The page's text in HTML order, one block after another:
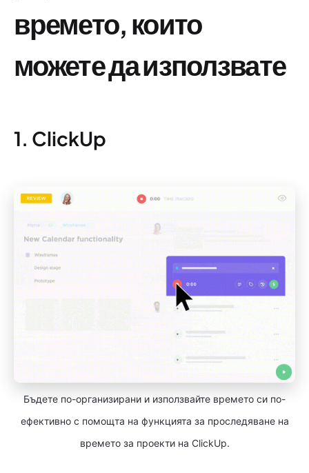
времето, които
можете да използвате
1. ClickUp
Бъдете по-организирани и използвайте времето си по-
ефективно с помощта на функцията за проследяване на
времето за проекти на ClickUp.